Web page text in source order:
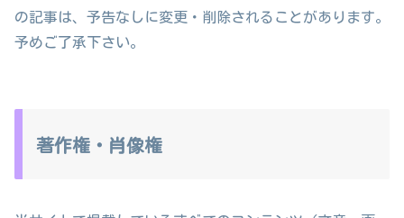
の記事は、予告なしに変更・削除されることがあります。
予めご了承下さい。
著作権・肖像権